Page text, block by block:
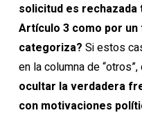
solicitud es
Artículo 3 como por
categoriza? Si estos
en la columna de
ocultar la verdadera
con motivaciones